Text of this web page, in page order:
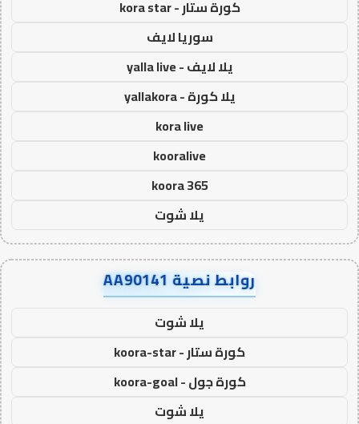
كورة ستار - kora star
سوريا لايف
يلا لايف - yalla live
يلا كورة - yallakora
kora live
kooralive
koora 365
يلا شوت
روابط نصية AA90141
يلا شوت
كورة ستار - koora-star
كورة جول - koora-goal
يلا شوت